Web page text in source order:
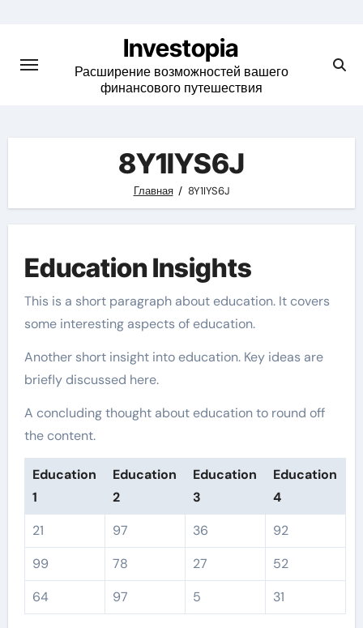
content
Investopia
Расширение возможностей вашего
финансового путешествия
8Y1IYS6J
Главная 8Y1IYS6J
Education Insights
This is a short paragraph about education. It covers
some interesting aspects of education.
Another short insight into education. Key ideas are
briefly discussed here.
A concluding thought about education to round off
the content.
Education
1
Education
2
Education
3
Education
4
21
97 36
92
99
78 27
52
64
97 5 31